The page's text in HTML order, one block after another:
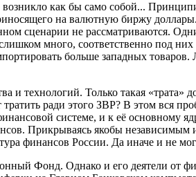
как бы само собой...
на валютную биржу
сценарии не рассматриваются.
много, соответственно под
больше западных товаров.
и технологий. Только такая «трата»
ради этого ЗВР? В этом вся
системе, и к её основному
Прикрываясь якобы независимым
финансов России. Да иначе и не
Фонд. Однако и его деятели от